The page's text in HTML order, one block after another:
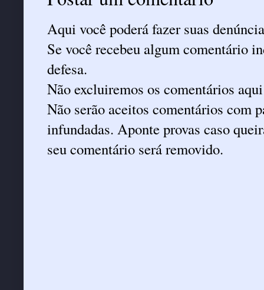
Aqui você poderá fazer suas
Se você recebeu algum comentário
defesa.
Não excluiremos os comentários
Não serão aceitos comentários com
infundadas. Aponte provas caso
seu comentário será removido.